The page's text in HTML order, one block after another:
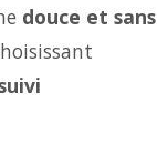
douce et sans